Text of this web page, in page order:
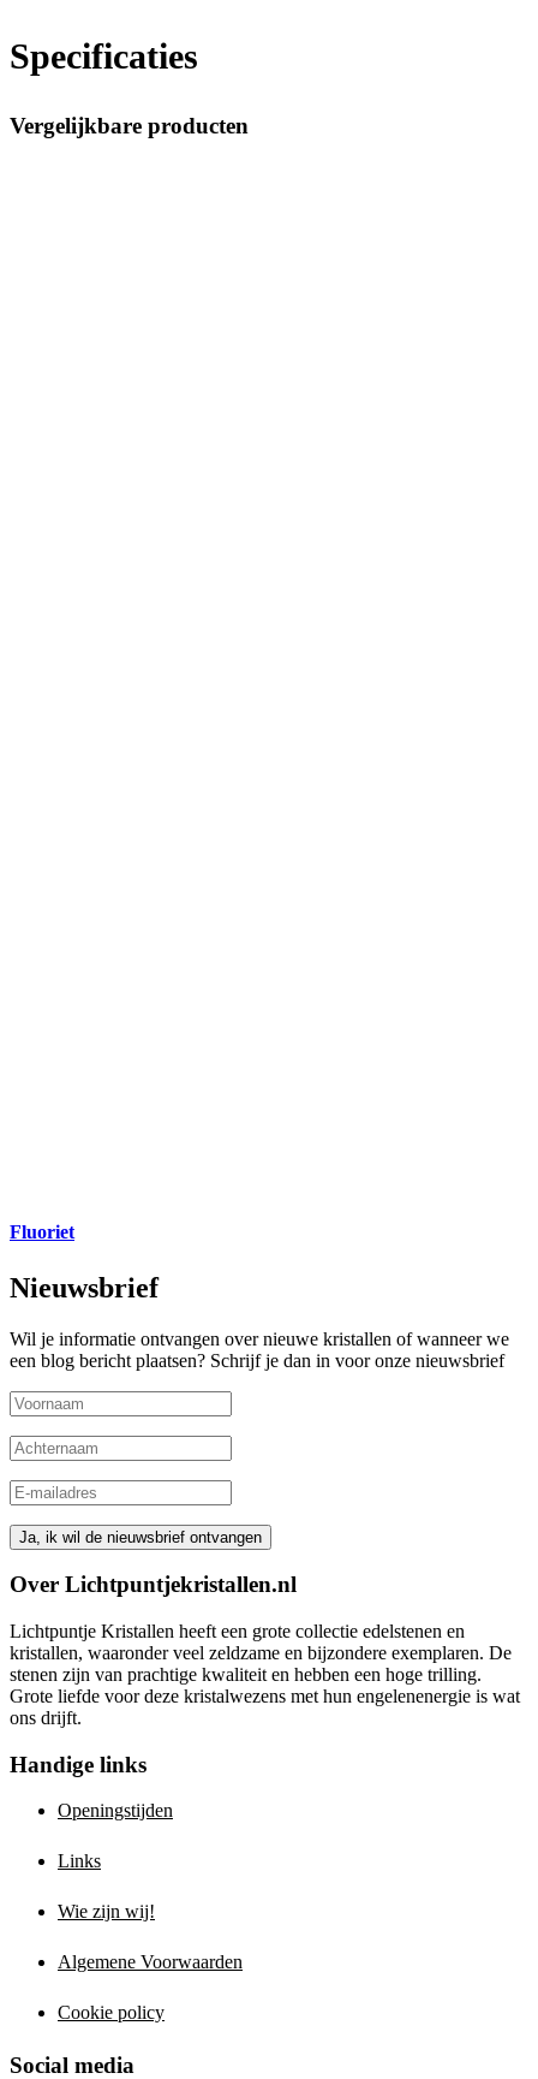
Specificaties
Vergelijkbare producten
Fluoriet
Nieuwsbrief
Wil je informatie ontvangen over nieuwe kristallen of wanneer we
een blog bericht plaatsen? Schrijf je dan in voor onze nieuwsbrief
Over Lichtpuntjekristallen.nl
Lichtpuntje Kristallen heeft een grote collectie edelstenen en
kristallen, waaronder veel zeldzame en bijzondere exemplaren. De
stenen zijn van prachtige kwaliteit en hebben een hoge trilling.
Grote liefde voor deze kristalwezens met hun engelenenergie is wat
ons drijft.
Handige links
Openingstijden
Links
Wie zijn wij!
Algemene Voorwaarden
Cookie policy
Social media